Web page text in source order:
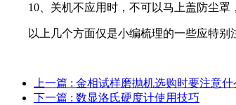
10、关机不应用时，不可以马上盖防尘罩
以上几个方面仅是小编梳理的一些应特别注
上一篇 : 金相试样磨抛机选购时要注意什
下一篇 : 数显洛氏硬度计使用技巧